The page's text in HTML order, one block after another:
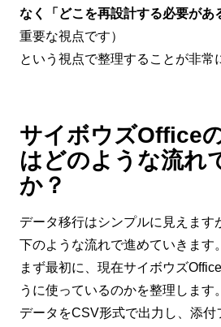
なく「どこを再設計する必要があ
重要な視点です）
という視点で整理することが非常
サイボウズOffice
はどのような流れ
か？
データ移行はシンプルに見えます
下のような流れで進めていきます。
まず最初に、現在サイボウズ
うに使っているのかを整理します
データをCSV形式で出力し、添付